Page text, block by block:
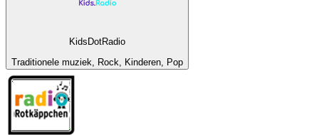
KidsDotRadio
Traditionele muziek, Rock, Kinderen, Pop